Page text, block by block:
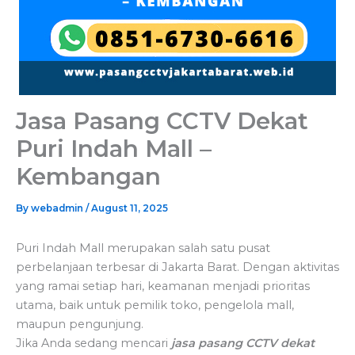
Jasa Pasang CCTV Dekat
Puri Indah Mall –
Kembangan
By webadmin /August 11, 2025
Puri Indah Mall merupakan salah satu pusat
perbelanjaan terbesar di Jakarta Barat. Dengan aktivitas
yang ramai setiap hari, keamanan menjadi prioritas
utama, baik untuk pemilik toko, pengelola mall,
maupun pengunjung.
Jika Anda sedang mencari jasa pasang CCTV dekat